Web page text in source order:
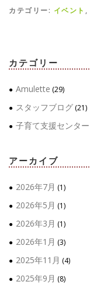
カテゴリー: イベント ,
カテゴリー
Amulette (29)
スタッフブログ (21)
子育て支援センター
アーカイブ
2026年7月 (1)
2026年5月 (1)
2026年3月 (1)
2026年1月 (3)
2025年11月 (4)
2025年9月 (8)